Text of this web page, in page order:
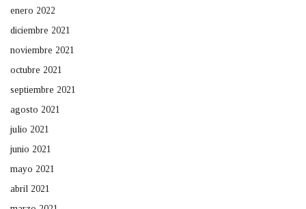
enero 2022
diciembre 2021
noviembre 2021
octubre 2021
septiembre 2021
agosto 2021
julio 2021
junio 2021
mayo 2021
abril 2021